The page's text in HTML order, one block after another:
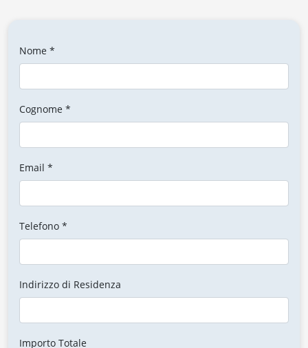
Nome *
Cognome *
Email *
Telefono *
Indirizzo di Residenza
Importo Totale